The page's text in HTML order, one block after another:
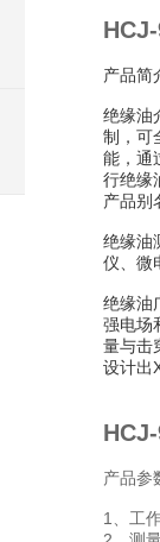
产品简
绝缘油
制，可
能，通
行绝缘
产品别
绝缘油
仪、微
绝缘油
强电场
量与击
设计出
产品参
1、工